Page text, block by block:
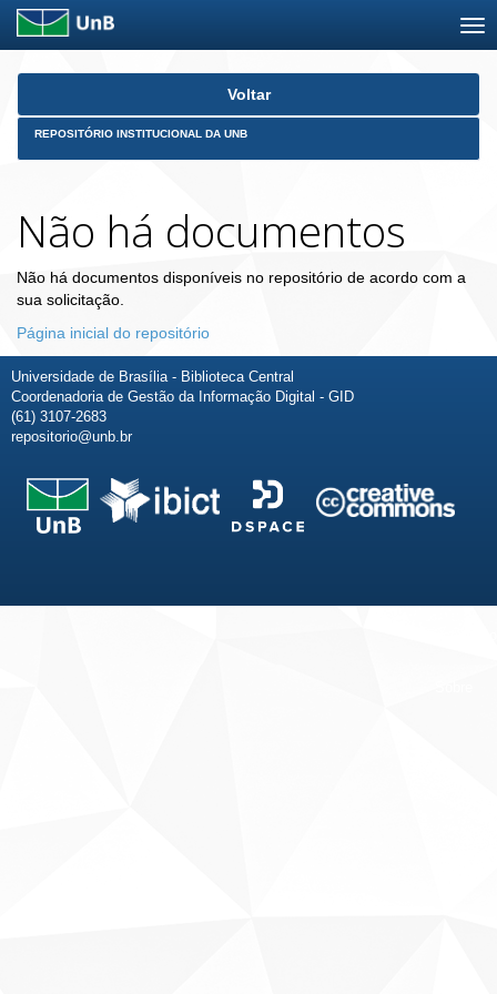
Skip
Voltar
REPOSITÓRIO INSTITUCIONAL DA UNB
Não há documentos
Não há documentos disponíveis no repositório de acordo com a
sua solicitação.
Página inicial do repositório
Universidade de Brasília - Biblioteca Central
Coordenadoria de Gestão da Informação Digital - GID
(61) 3107-2683
repositorio@unb.br